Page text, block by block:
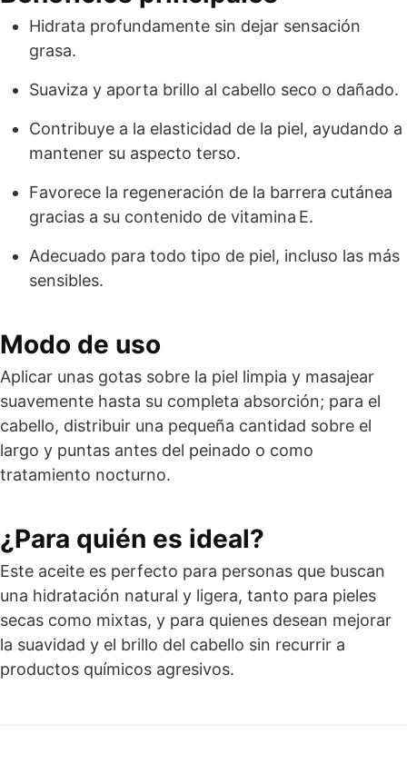
Hidrata profundamente sin dejar sensación
grasa.
Suaviza y aporta brillo al cabello seco o dañado.
Contribuye a la elasticidad de la piel, ayudando a
mantener su aspecto terso.
Favorece la regeneración de la barrera cutánea
gracias a su contenido de vitamina E.
Adecuado para todo tipo de piel, incluso las más
sensibles.
Modo de uso
Aplicar unas gotas sobre la piel limpia y masajear
suavemente hasta su completa absorción; para el
cabello, distribuir una pequeña cantidad sobre el
largo y puntas antes del peinado o como
tratamiento nocturno.
¿Para quién es ideal?
Este aceite es perfecto para personas que buscan
una hidratación natural y ligera, tanto para pieles
secas como mixtas, y para quienes desean mejorar
la suavidad y el brillo del cabello sin recurrir a
productos químicos agresivos.